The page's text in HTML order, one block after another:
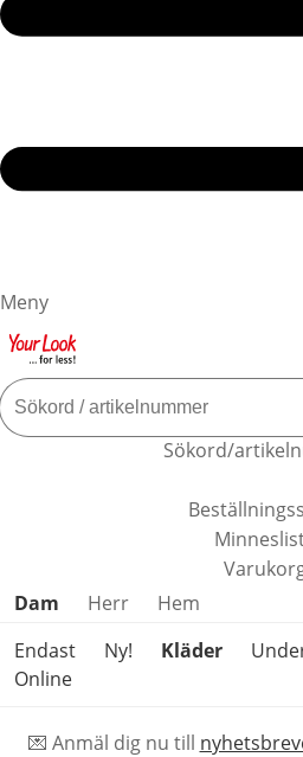
Meny
Sökord/
Hoppa över produktkategorier
Dam Herr
Hem
Endast
Online
Ny! Kläder
💌 Anmäl dig nu till